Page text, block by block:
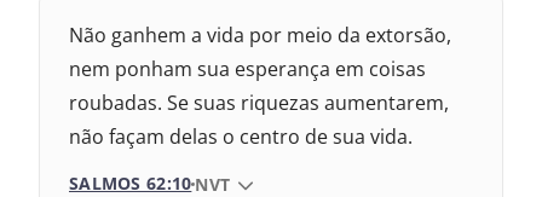
2017 – Nova Almeida Atualizada
2009 – Almeida Revisada e Corrigida
1969 – Almeida Revisada e Corrigida
Não ganhem a vida por meio da extorsão,
nem ponham sua esperança em coisas
roubadas. Se suas riquezas aumentarem,
não façam delas o centro de sua vida.
SALMOS 62:10 VERSÃO DA BÍBLIA
NVT